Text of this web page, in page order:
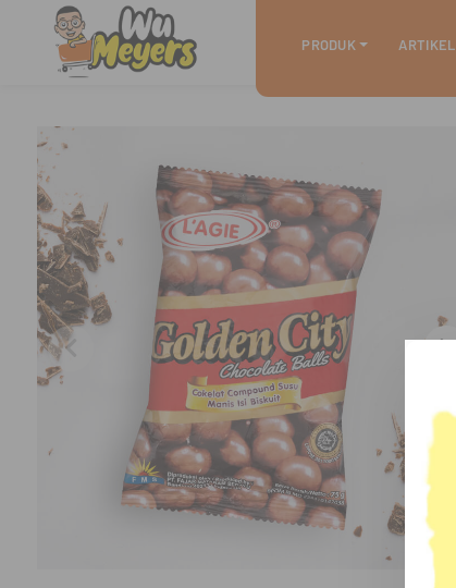
PRODUK ARTIKEL